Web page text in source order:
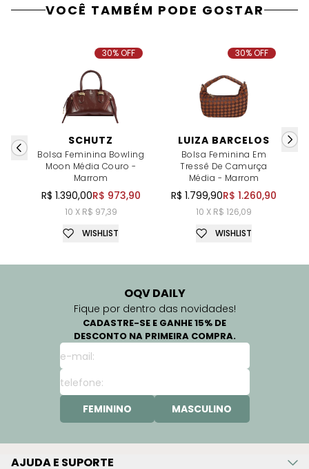
VOCÊ TAMBÉM PODE GOSTAR
SCHUTZ
Bolsa Feminina Bowling
Moon Média Couro -
Marrom
R$ 1.390,00R$ 973,90
10 X R$ 97,39
30% OFF
WISHLIST
LUIZA BARCELOS
Bolsa Feminina Em
Tressê De Camurça
Média - Marrom
R$ 1.799,90R$ 1.260,90
10 X R$ 126,09
30% OFF
WISHLIST
OQV DAILY
Fique por dentro das novidades!
CADASTRE-SE E GANHE 15% DE
DESCONTO NA PRIMEIRA COMPRA.
FEMININO MASCULINO
AJUDA E SUPORTE